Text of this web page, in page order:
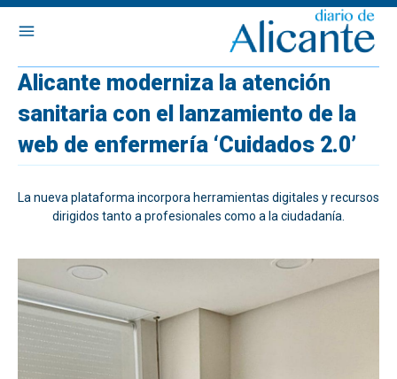
Alicante moderniza la atención
sanitaria con el lanzamiento de la
web de enfermería ‘Cuidados 2.0’
La nueva plataforma incorpora herramientas digitales y recursos
dirigidos tanto a profesionales como a la ciudadanía.